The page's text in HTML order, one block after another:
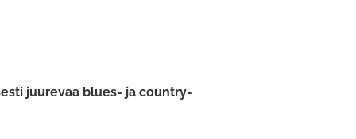
juurevaa blues- ja country-